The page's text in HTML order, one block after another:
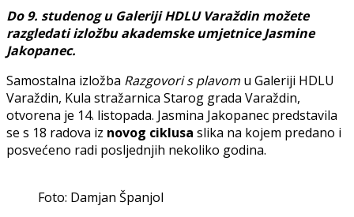
Do 9. studenog u Galeriji HDLU Varaždin možete
razgledati izložbu akademske umjetnice Jasmine
Jakopanec.
Samostalna izložba Razgovori s plavom u Galeriji HDLU
Varaždin, Kula stražarnica Starog grada Varaždin,
otvorena je 14. listopada. Jasmina Jakopanec predstavila
se s 18 radova iz novog ciklusa slika na kojem predano i
posvećeno radi posljednjih nekoliko godina.
Foto: Damjan Španjol